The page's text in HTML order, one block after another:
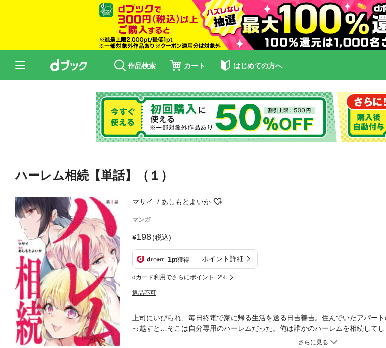
作品検索 カート はじめての方へ
ハーレム相続【単話】（１）
マサイ あしもとよいか
マンガ
198(税込)
1pt獲得 ポイント詳細
dカード利用でさらにポイント+2%
返品不可
上司にいびられ、毎日終電で家に帰る生活を送る日吉善吉。住んでいたアパー
っ越すと…そこは自分専用のハーレムだった。俺は誰かのハーレムを相続してし
ために…怪しさと妖しさ。謎めくハーレム生活が始まる。原作：マサイ・漫画